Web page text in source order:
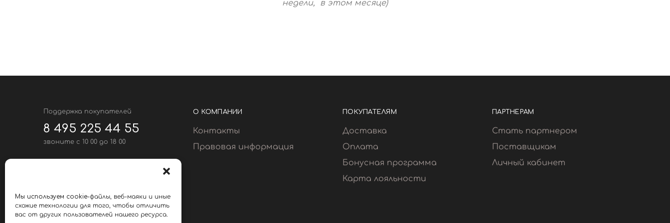
Мы используем cookie-файлы, веб-маяки и иные
схожие технологии для того, чтобы отличить
вас от других пользователей нашего ресурса.
недели, в этом месяце)
Поддержка покупателей
8 495 225 44 55
звоните c 10 00 до 18 00
О КОМПАНИИ
Контакты
Правовая информация
ПОКУПАТЕЛЯМ
Доставка
Оплата
Бонусная программа
Карта лояльности
ПАРТНЕРАМ
Стать партнером
Поставщикам
Личный кабинет